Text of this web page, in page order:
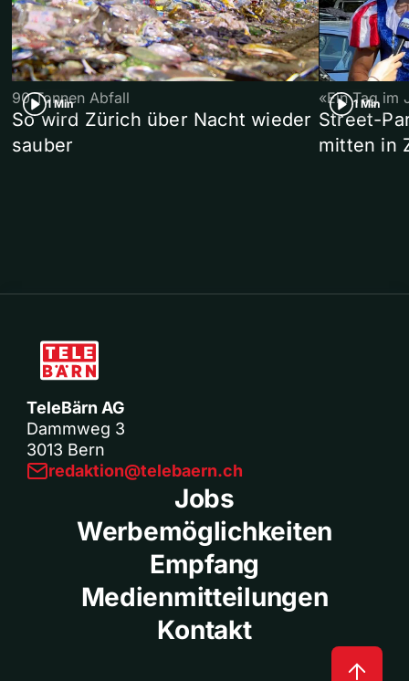
1 Min
90 Tonnen Abfall
So wird Zürich über Nacht wieder
sauber
1 Min
«Ein Tag im
Street-
mitten in
TeleBärn AG
Dammweg 3
3013 Bern
redaktion@telebaern.ch
Jobs
Werbemöglichkeiten
Empfang
Medienmitteilungen
Kontakt